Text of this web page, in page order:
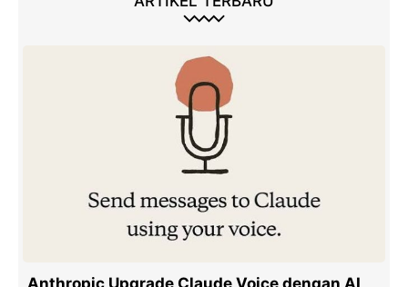
Anthropic Upgrade Claude Voice dengan AI